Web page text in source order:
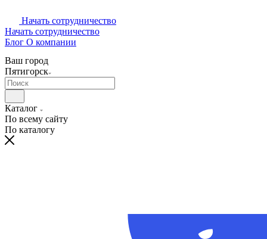
Начать сотрудничество
Начать сотрудничество
Блог О компании
Ваш город
Пятигорск
Каталог
По всему сайту
По каталогу